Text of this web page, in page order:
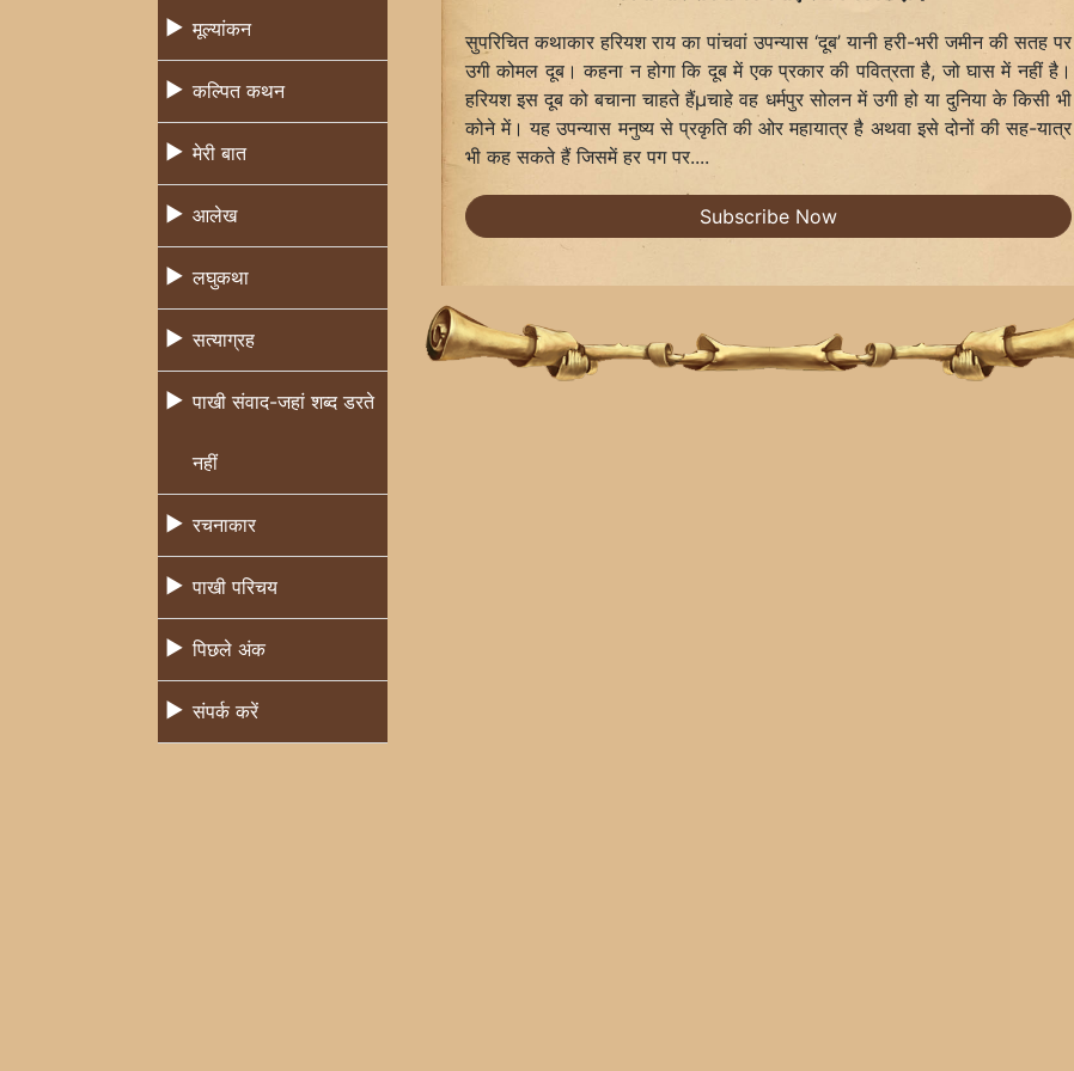
मूल्यांकन
कल्पित कथन
मेरी बात
आलेख
लघुकथा
सत्याग्रह
पाखी संवाद-जहां शब्द डरते
नहीं
रचनाकार
पाखी परिचय
पिछले अंक
संपर्क करें
सुपरिचित कथाकार हरियश राय का पांचवां उपन्यास ‘दूब’ यानी हरी-भरी जमीन की सतह पर
उगी कोमल दूब। कहना न होगा कि दूब में एक प्रकार की पवित्रता है, जो घास में नहीं है।
हरियश इस दूब को बचाना चाहते हैंµचाहे वह धर्मपुर सोलन में उगी हो या दुनिया के किसी भी
कोने में। यह उपन्यास मनुष्य से प्रकृति की ओर महायात्र है अथवा इसे दोनों की सह-यात्र
भी कह सकते हैं जिसमें हर पग पर....
Subscribe Now